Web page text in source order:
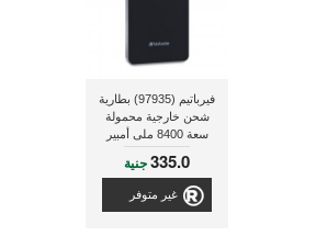
فيرباتيم (97935) بطارية
شحن خارجية محمولة
سعة 8400 ملى أمبير
335.0جنية
غير متوفر